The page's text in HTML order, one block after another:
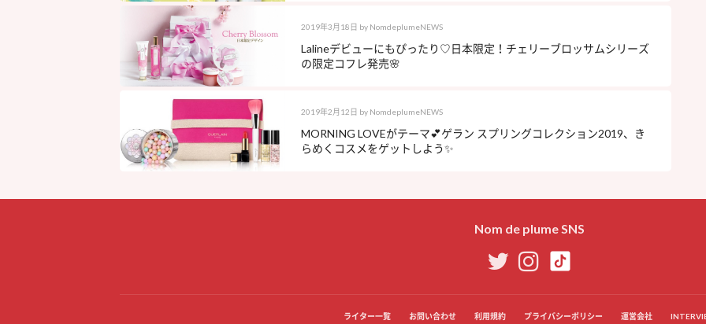
2019年3月18日 by NomdeplumeNEWS
Lalineデビューにもぴったり♡日本限定！チェリーブロッサムシリーズ
の限定コフレ発売🌸
2019年2月12日 by NomdeplumeNEWS
MORNING LOVEがテーマ💕ゲラン スプリングコレクション2019、き
らめくコスメをゲットしよう✨
Nom de plume SNS
ライター一覧 お問い合わせ 利用規約 プライバシーポリシー 運営会社